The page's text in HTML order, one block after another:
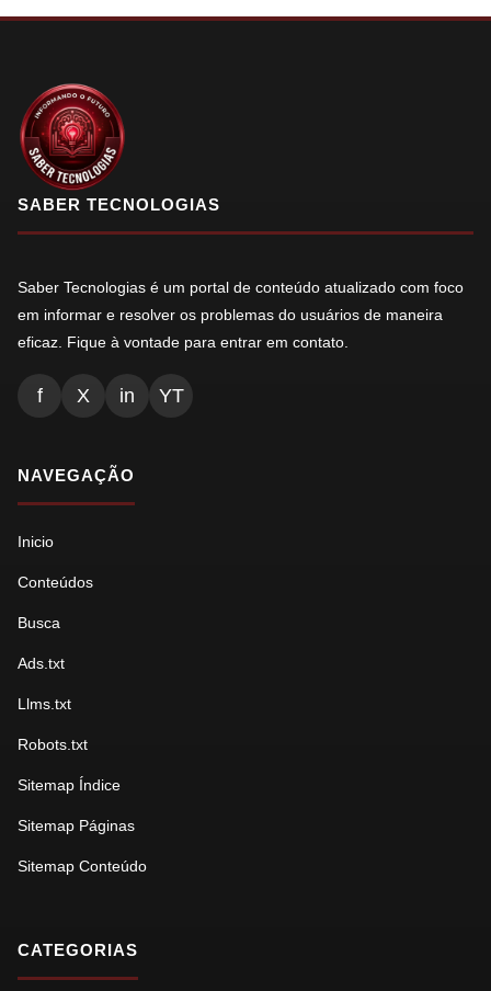
SABER TECNOLOGIAS
Saber Tecnologias é um portal de conteúdo atualizado com foco
em informar e resolver os problemas do usuários de maneira
eficaz. Fique à vontade para entrar em contato.
f X in YT
NAVEGAÇÃO
Inicio
Conteúdos
Busca
Ads.txt
Llms.txt
Robots.txt
Sitemap Índice
Sitemap Páginas
Sitemap Conteúdo
CATEGORIAS